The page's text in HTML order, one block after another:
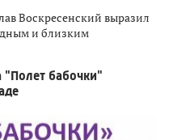
Воскресенский выразил
и близким
"Полет бабочки"